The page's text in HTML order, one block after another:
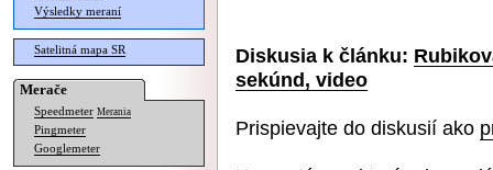
Výsledky meraní
Satelitná mapa SR
Merače
Speedmeter Merania
Pingmeter
Googlemeter
Diskusia k článku:
sekúnd, video
Prispievajte do diskusií ako